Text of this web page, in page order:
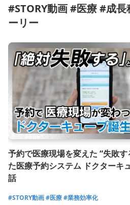
#STORY動画 #医療 #成長
ーリー
予約で医療現場を変えた “失敗す
た医療予約システム ドクターキ
話
#STORY動画#医療#業務効率化